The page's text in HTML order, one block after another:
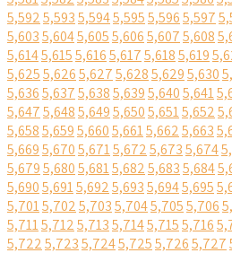
5,5925,5935,5945,5955,5965,597
5,6035,6045,6055,6065,6075,608
5,6145,6155,6165,6175,6185,619
5,6255,6265,6275,6285,6295,630
5,6365,6375,6385,6395,6405,641
5,6475,6485,6495,6505,6515,652
5,6585,6595,6605,6615,6625,663
5,6695,6705,6715,6725,6735,674
5,6795,6805,6815,6825,6835,684
5,6905,6915,6925,6935,6945,695
5,7015,7025,7035,7045,7055,706
5,7115,7125,7135,7145,7155,716
5,7225,7235,7245,7255,7265,727